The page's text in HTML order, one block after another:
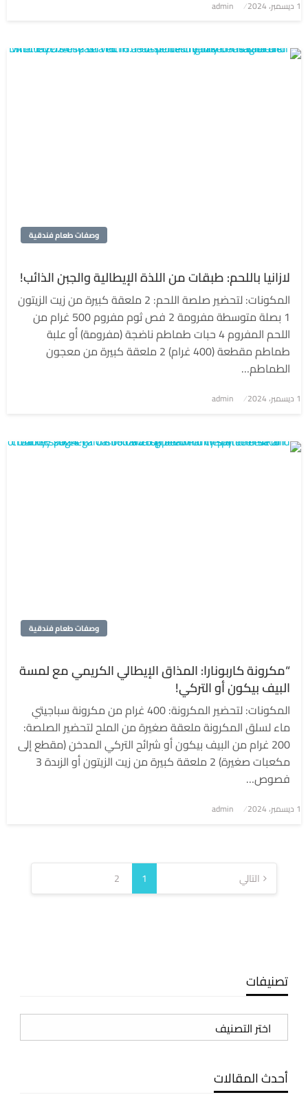
نُشر1 ديسمبر، 2024 admin
وصفات طعام فندقية
لازانيا باللحم: طبقات من اللذة الإيطالية والجبن الذائب!
المكونات: لتحضير صلصة اللحم: 2 ملعقة كبيرة من زيت الزيتون
1 بصلة متوسطة مفرومة 2 فص ثوم مفروم 500 غرام من
اللحم المفروم 4 حبات طماطم ناضجة (مفرومة) أو علبة
طماطم مقطعة (400 غرام) 2 ملعقة كبيرة من معجون
الطماطم…
نُشر1 ديسمبر، 2024 admin
وصفات طعام فندقية
“مكرونة كاربونارا: المذاق الإيطالي الكريمي مع لمسة
البيف بيكون أو التركي!
المكونات: لتحضير المكرونة: 400 غرام من مكرونة سباجيتي
ماء لسلق المكرونة ملعقة صغيرة من الملح لتحضير الصلصة:
200 غرام من البيف بيكون أو شرائح التركي المدخن (مقطع إلى
مكعبات صغيرة) 2 ملعقة كبيرة من زيت الزيتون أو الزبدة 3
فصوص…
نُشر1 ديسمبر، 2024 admin
تعدد
صفحات
المقالات
1
2 التالي
تصنيفات
تصنيفات
أحدث المقالات